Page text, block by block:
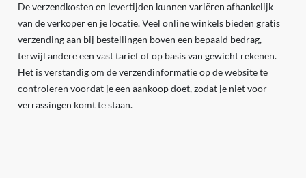
De verzendkosten en levertijden kunnen variëren afhankelijk
van de verkoper en je locatie. Veel online winkels bieden gratis
verzending aan bij bestellingen boven een bepaald bedrag,
terwijl andere een vast tarief of op basis van gewicht rekenen.
Het is verstandig om de verzendinformatie op de website te
controleren voordat je een aankoop doet, zodat je niet voor
verrassingen komt te staan.